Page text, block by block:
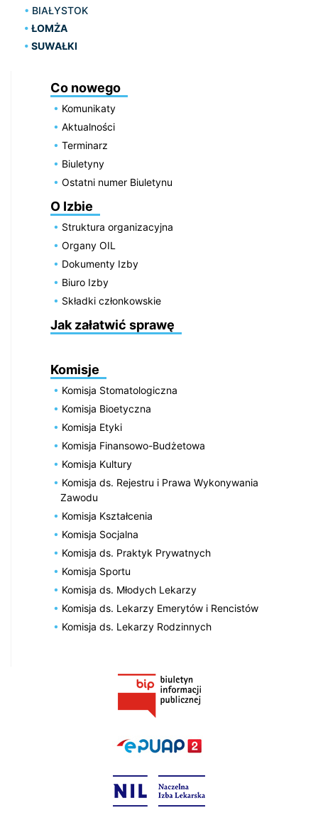
BIAŁYSTOK
ŁOMŻA
SUWAŁKI
Co nowego
Komunikaty
Aktualności
Terminarz
Biuletyny
Ostatni numer Biuletynu
O Izbie
Struktura organizacyjna
Organy OIL
Dokumenty Izby
Biuro Izby
Składki członkowskie
Jak załatwić sprawę
Komisje
Komisja Stomatologiczna
Komisja Bioetyczna
Komisja Etyki
Komisja Finansowo-Budżetowa
Komisja Kultury
Komisja ds. Rejestru i Prawa Wykonywania
Zawodu
Komisja Kształcenia
Komisja Socjalna
Komisja ds. Praktyk Prywatnych
Komisja Sportu
Komisja ds. Młodych Lekarzy
Komisja ds. Lekarzy Emerytów i Rencistów
Komisja ds. Lekarzy Rodzinnych